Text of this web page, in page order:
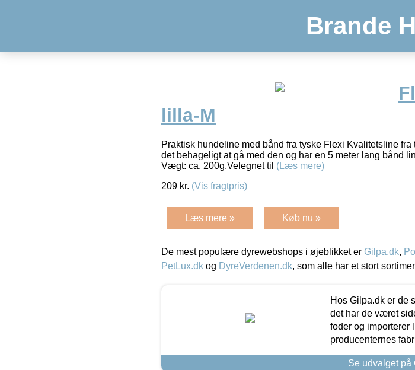
Brande
lilla-M
Praktisk hundeline med bånd fra tyske Flexi Kvalitetsline
det behageligt at gå med den og har en 5 meter lang bånd
Vægt: ca. 200g.Velegnet til (Læs mere)
209 kr. (Vis fragtpris)
Læs mere » Køb nu »
De mest populære dyrewebshops i øjeblikket er Gilpa.dk,
PetLux.dk og DyreVerdenen.dk, som alle har et stort
Hos Gilpa.dk er de
det har de været
foder og
producenternes
Se udvalget på